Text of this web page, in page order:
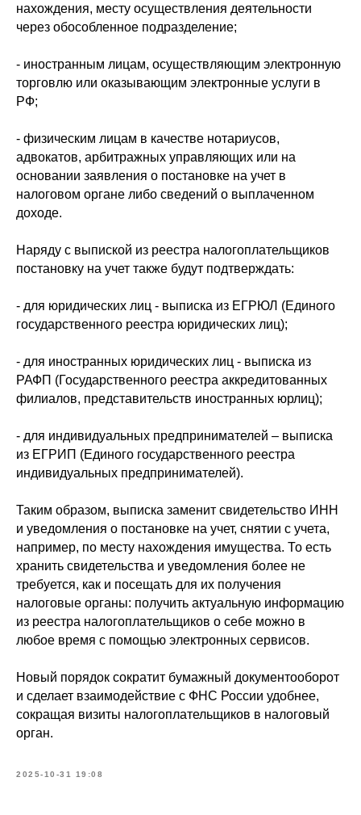
нахождения, месту осуществления деятельности
через обособленное подразделение;
- иностранным лицам, осуществляющим электронную
торговлю или оказывающим электронные услуги в
РФ;
- физическим лицам в качестве нотариусов,
адвокатов, арбитражных управляющих или на
основании заявления о постановке на учет в
налоговом органе либо сведений о выплаченном
доходе.
Наряду с выпиской из реестра налогоплательщиков
постановку на учет также будут подтверждать:
- для юридических лиц - выписка из ЕГРЮЛ (Единого
государственного реестра юридических лиц);
- для иностранных юридических лиц - выписка из
РАФП (Государственного реестра аккредитованных
филиалов, представительств иностранных юрлиц);
- для индивидуальных предпринимателей – выписка
из ЕГРИП (Единого государственного реестра
индивидуальных предпринимателей).
Таким образом, выписка заменит свидетельство ИНН
и уведомления о постановке на учет, снятии с учета,
например, по месту нахождения имущества. То есть
хранить свидетельства и уведомления более не
требуется, как и посещать для их получения
налоговые органы: получить актуальную информацию
из реестра налогоплательщиков о себе можно в
любое время с помощью электронных сервисов.
Новый порядок сократит бумажный документооборот
и сделает взаимодействие с ФНС России удобнее,
сокращая визиты налогоплательщиков в налоговый
орган.
2025-10-31 19:08